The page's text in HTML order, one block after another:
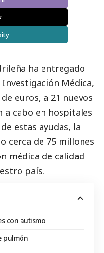
ha entregado
Investigación Médica,
euros, a 21 nuevos
a cabo en hospitales
estas ayudas, la
cerca de 75 millones
médica de calidad
país.
con autismo
pulmón